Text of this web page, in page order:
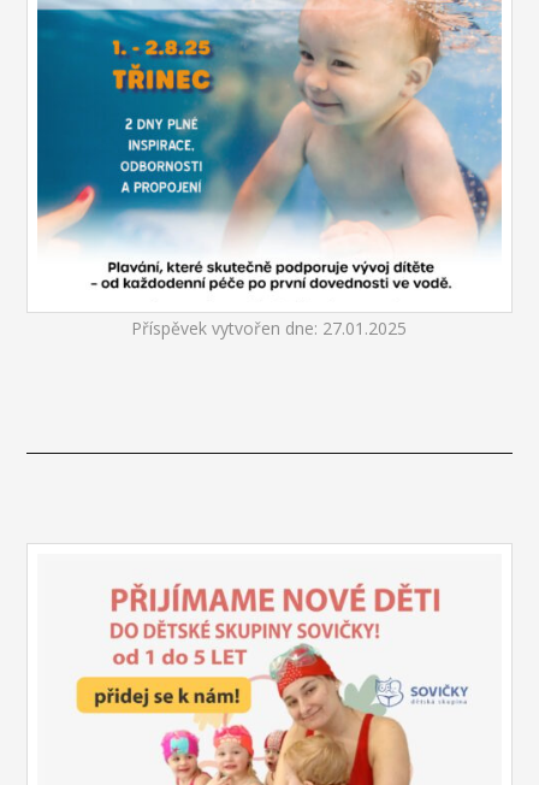
Příspěvek vytvořen dne: 27.01.2025